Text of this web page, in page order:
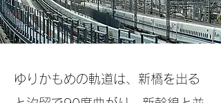
ゆりかもめの軌道は、新橋を出る